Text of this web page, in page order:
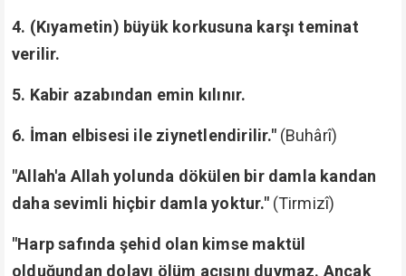
4. (Kıyametin) büyük korkusuna karşı teminat
verilir.
5. Kabir azabından emin kılınır.
6. İman elbisesi ile ziynetlendirilir." (Buhârî)
"Allah'a Allah yolunda dökülen bir damla kandan
daha sevimli hiçbir damla yoktur." (Tirmizî)
"Harp safında şehid olan kimse maktül
olduğundan dolayı ölüm acısını duymaz. Ancak